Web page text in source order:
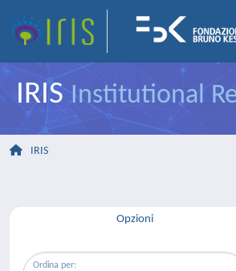
IRISInstitutional
IRIS
Opzioni
Ordina per: